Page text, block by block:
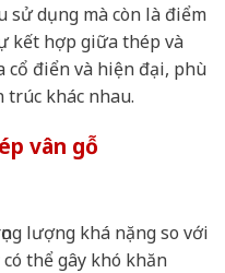
sử dụng mà còn là điểm
kết hợp giữa thép và
cổ điển và hiện đại, phù
trúc khác nhau.
vân gỗ
lượng khá nặng so với
thể gây khó khăn